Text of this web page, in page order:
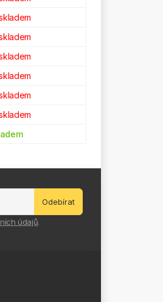
Odebírat
údajů.